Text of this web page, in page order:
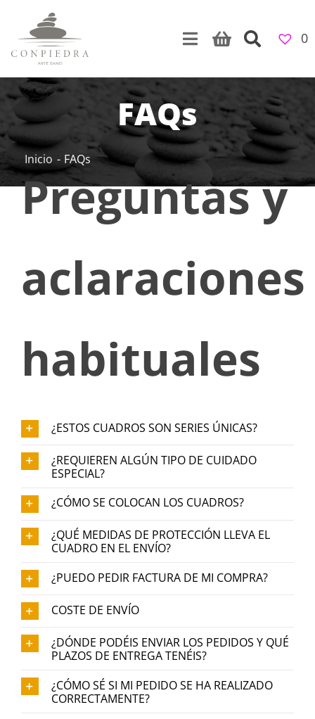
content
0
FAQs
Inicio FAQs
Preguntas y
aclaraciones
habituales
¿ESTOS CUADROS SON SERIES ÚNICAS?
¿REQUIEREN ALGÚN TIPO DE CUIDADO
ESPECIAL?
¿CÓMO SE COLOCAN LOS CUADROS?
¿QUÉ MEDIDAS DE PROTECCIÓN LLEVA EL
CUADRO EN EL ENVÍO?
¿PUEDO PEDIR FACTURA DE MI COMPRA?
COSTE DE ENVÍO
¿DÓNDE PODÉIS ENVIAR LOS PEDIDOS Y QUÉ
PLAZOS DE ENTREGA TENÉIS?
¿CÓMO SÉ SI MI PEDIDO SE HA REALIZADO
CORRECTAMENTE?